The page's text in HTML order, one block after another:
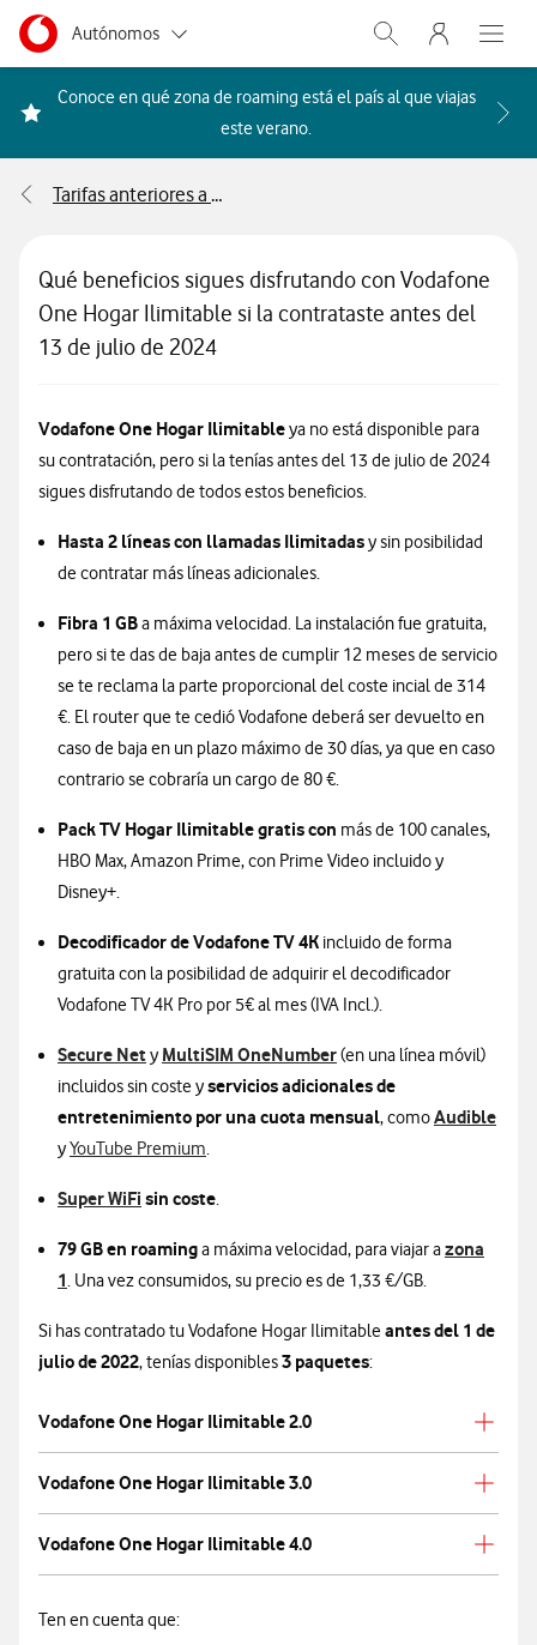
Ir a la pagina principal de vodafone.es
Menu navegación Segmento
Autónomos
Pymes
Abrir buscador.
Menu
Abre
Conoce en qué zona de roaming está el país al que viajas
este verano. Acceder a la FAQ Qué
Tarifas anteriores a 2025
Qué beneficios sigues disfrutando con Vodafone
One Hogar Ilimitable si la contrataste antes del
13 de julio de 2024
Vodafone One Hogar Ilimitableya no está disponible para
su contratación, pero si la tenías antes del 13 de julio de 2024
sigues disfrutando de todos estos beneficios.
Hasta 2 líneas con llamadas Ilimitadasy sin posibilidad
de contratar más líneas adicionales.
Fibra 1 GBa máxima velocidad. La instalación fue gratuita,
pero si te das de baja antes de cumplir 12 meses de servicio
se te reclama la parte proporcional del coste incial de 314
€. El router que te cedió Vodafone deberá ser devuelto en
caso de baja en un plazo máximo de 30 días, ya que en caso
contrario se cobraría un cargo de 80 €.
Pack TV Hogar Ilimitable gratis con más de 100 canales,
HBO Max, Amazon Prime, con Prime Video incluido y
Disney+.
Decodificador de Vodafone TV 4K incluido de forma
gratuita con la posibilidad de adquirir el decodificador
Vodafone TV 4K Pro por 5€ al mes (IVA Incl.).
Secure Nety MultiSIM OneNumber(en una línea móvil)
incluidos sin coste yservicios adicionales de
entretenimiento por una cuota mensual, comoAudible
yYouTube Premium.
Super WiFi sin coste.
79 GB en roaminga máxima velocidad, para viajar azona
1. Una vez consumidos, su precio es de 1,33 €/GB.
Si has contratado tu Vodafone Hogar Ilimitableantes del 1 de
julio de 2022, tenías disponibles3 paquetes:
Vodafone One Hogar Ilimitable 2.0
Vodafone One Hogar Ilimitable 3.0
Vodafone One Hogar Ilimitable 4.0
Ten en cuenta que: